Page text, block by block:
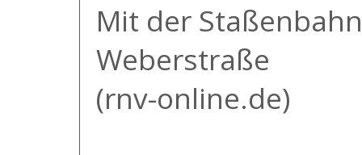
Mit der
Weberstraße
(rnv-online.de)